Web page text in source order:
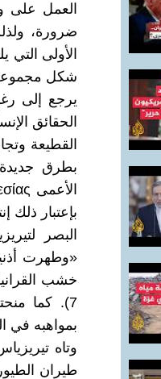
العمل على
ضرورة،
الأولى
شكل مجموعة
يرجع إلى
الحقائق
القطيعة
بطرق جديدة
بإعتبار ذلك
البصر
«وطهرت
7). كما
بمواهبه في
وتاه
طيران